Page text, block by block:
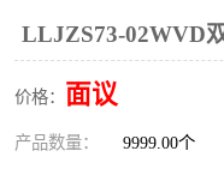
LLJZS73-02WVD
价格： 面议
产品数量： 9999.00个
限位开关
速度传感器
微电脑超速开关